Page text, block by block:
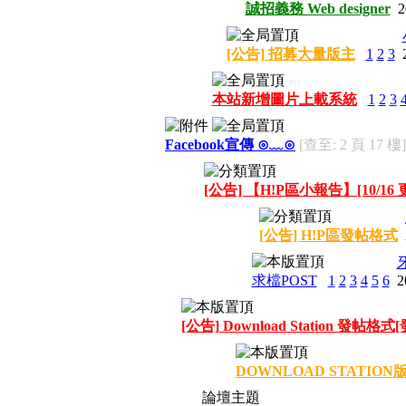
誠招義務 Web designer
[公告] 招募大量版主 1 2 3
本站新增圖片上載系統 1 2 3
Facebook宣傳 ⊙﹏⊙ [查至: 2 頁 17 樓]
[公告] 【H!P區小報告】[10/16
[公告] H!P區發帖格式
求檔POST 1 2 3 4 5 6
[公告] Download Station 發帖格式[
DOWNLOAD STATION
論壇主題